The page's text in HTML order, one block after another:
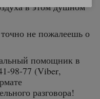
в этом душном
не пожалеешь о
помощник в
98-77 (Viber,
разговора!